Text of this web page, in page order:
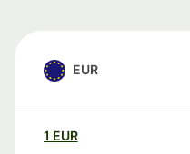
EUR
1 EUR